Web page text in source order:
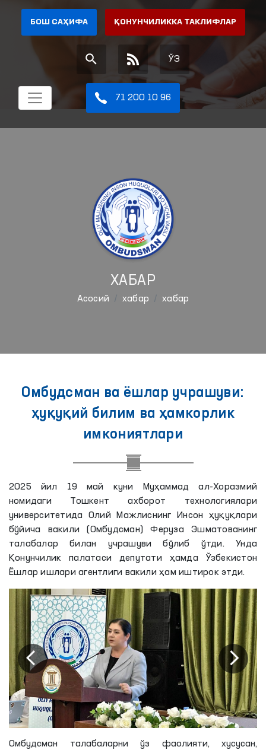
БОШ САҲИФА ҚОНУНЧИЛИККА ТАКЛИФЛАР
ЎЗ
71 200 10 96
ХАБАР
Aсосий хабар хабар
Омбудсман ва ёшлар учрашуви:
ҳуқуқий билим ва ҳамкорлик
имкониятлари
2025 йил 19 май куни Муҳаммад ал-Хоразмий
номидаги Тошкент ахборот технологиялари
университетида Олий Мажлиснинг Инсон ҳуқуқлари
бўйича вакили (Омбудсман) Феруза Эшматованинг
талабалар билан учрашуви бўлиб ўтди. Унда
Қонунчилик палатаси депутати ҳамда Ўзбекистон
Ёшлар ишлари агентлиги вакили ҳам иштирок этди.
Омбудсман талабаларни ўз фаолияти, хусусан,